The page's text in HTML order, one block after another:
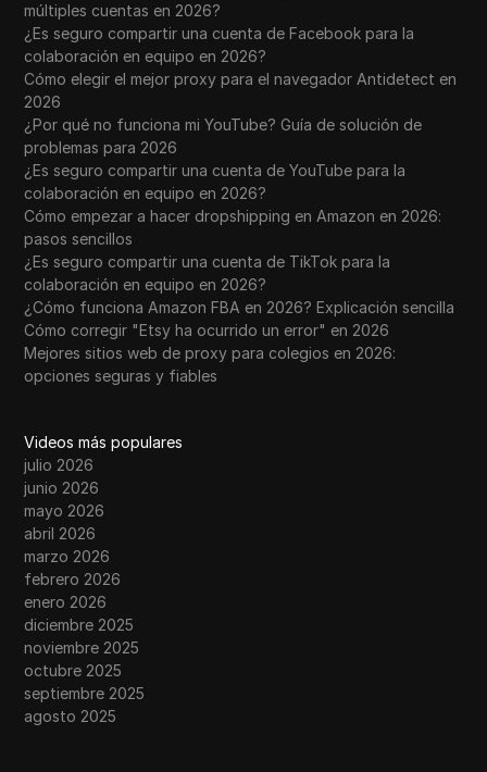
múltiples cuentas en 2026?
¿Es seguro compartir una cuenta de Facebook para la
colaboración en equipo en 2026?
Cómo elegir el mejor proxy para el navegador Antidetect en
2026
¿Por qué no funciona mi YouTube? Guía de solución de
problemas para 2026
¿Es seguro compartir una cuenta de YouTube para la
colaboración en equipo en 2026?
Cómo empezar a hacer dropshipping en Amazon en 2026:
pasos sencillos
¿Es seguro compartir una cuenta de TikTok para la
colaboración en equipo en 2026?
¿Cómo funciona Amazon FBA en 2026? Explicación sencilla
Cómo corregir "Etsy ha ocurrido un error" en 2026
Mejores sitios web de proxy para colegios en 2026:
opciones seguras y fiables
Videos más populares
julio 2026
junio 2026
mayo 2026
abril 2026
marzo 2026
febrero 2026
enero 2026
diciembre 2025
noviembre 2025
octubre 2025
septiembre 2025
agosto 2025